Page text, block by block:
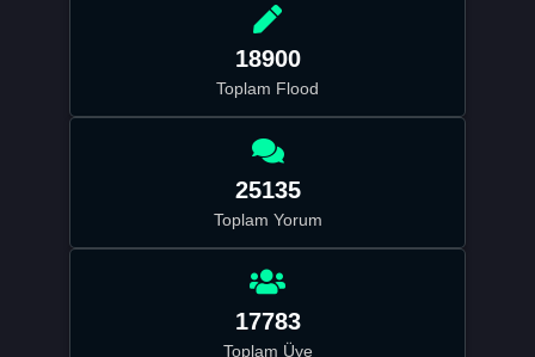
18900
Toplam Flood
25135
Toplam Yorum
17783
Toplam Üye